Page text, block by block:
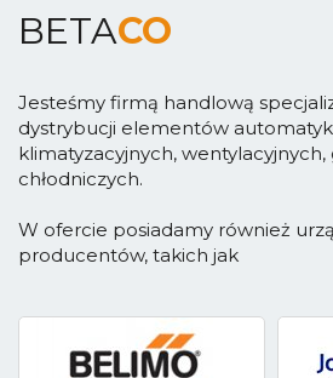
BETACO
Jesteśmy firmą handlową
dystrybucji elementów
klimatyzacyjnych, wentylacyjnych,
chłodniczych.
W ofercie posiadamy również
producentów, takich jak